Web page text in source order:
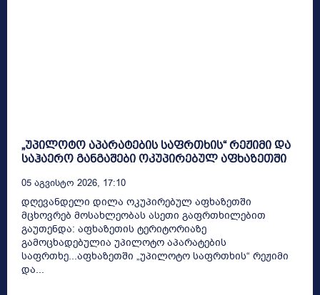
„უპილოტო აპარატების საფრთხის“ რეჟიმი და
საჰაერო განგაშები ოკუპირებულ აფხაზეთში
05 Აგვისტო 2026, 17:10
დღევანდელი დილა ოკუპირებულ აფხაზეთში
მცხოვრებ მოსახლეობას ასეთი გაფრთხილებით
გაუთენდა: აფხაზეთის ტერიტორიაზე
გამოცხადებულია უპილოტო აპარატების
საფრთხე...აფხაზეთში „უპილოტო საფრთხის“ რეჟიმი
და...